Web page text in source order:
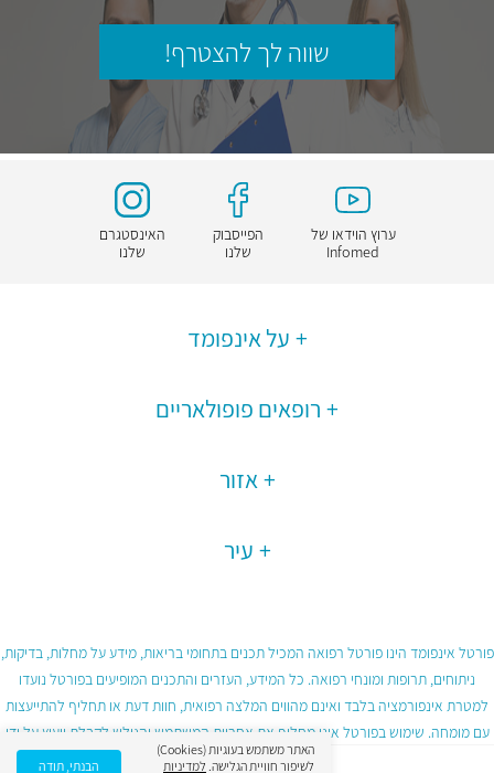
שווה לך להצטרף!
ערוץ הוידאו של
Infomed
הפייסבוק
שלנו
האינסטגרם
שלנו
על אינפומד
רופאים פופולאריים
אזור
עיר
פורטל אינפומד הינו פורטל רפואה המכיל תכנים בתחומי בריאות, מידע על מחלות, בדיקות,
ניתוחים, תרופות ומונחי רפואה. כל המידע, העזרים והתכנים המופיעים בפורטל נועדו
למטרת אינפורמציה בלבד ואינם מהווים המלצה רפואית, חוות דעת או תחליף להתייעצות
עם מומחה. שימוש בפורטל אינו מחליף את אחריות המשתמש והגולש לקבלת ייעוץ על ידי
גורם רפואי מוסמך ובכפוף לתנאי השימוש בפורטל.
האתר משתמש בעוגיות (Cookies)
לשיפור חוויית הגלישה. למדיניות הבנתי, תודה